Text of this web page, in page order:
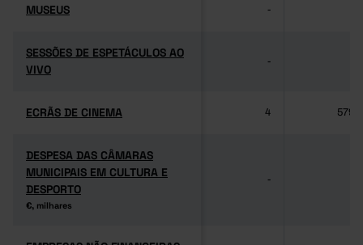
MUSEUS
MUSEUS -
SESSÕES DE ESPETÁCULOS AO
VIVO
SESSÕES DE ESPETÁCULOS AO
VIVO
-
ECRÃS DE CINEMA
ECRÃS DE CINEMA 4 579
DESPESA DAS CÂMARAS
MUNICIPAIS EM CULTURA E
DESPORTO
€, milhares
DESPESA DAS CÂMARAS
MUNICIPAIS EM CULTURA E
DESPORTO
€, milhares
-